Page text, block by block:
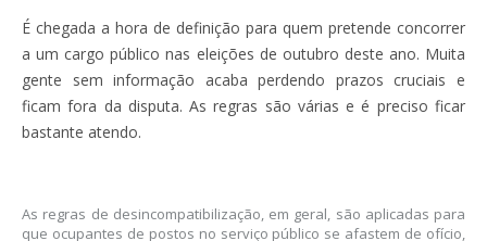
É chegada a hora de definição para quem pretende concorrer
a um cargo público nas eleições de outubro deste ano. Muita
gente sem informação acaba perdendo prazos cruciais e
ficam fora da disputa. As regras são várias e é preciso ficar
bastante atendo.
As regras de desincompatibilização, em geral, são aplicadas para
que ocupantes de postos no serviço público se afastem de ofício,